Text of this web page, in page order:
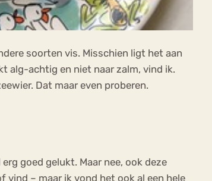
soorten vis. Misschien ligt het aan
alg-achtig en niet naar zalm, vind ik.
Dat maar even proberen.
goed gelukt. Maar nee, ook deze
vind – maar ik vond het ook al een hele